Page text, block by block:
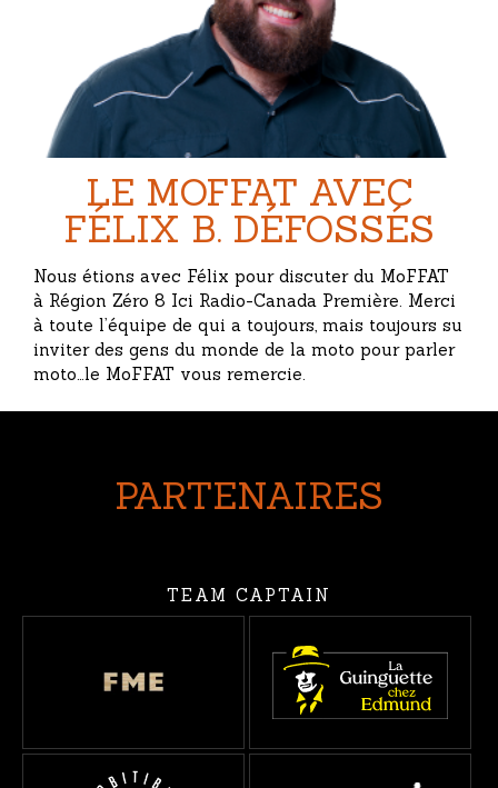
LE MOFFAT AVEC
FÉLIX B. DÉFOSSÉS
Nous étions avec Félix pour discuter du MoFFAT
à Région Zéro 8 Ici Radio-Canada Première. Merci
à toute l’équipe de qui a toujours, mais toujours su
inviter des gens du monde de la moto pour parler
moto…le MoFFAT vous remercie.
PARTENAIRES
TEAM CAPTAIN